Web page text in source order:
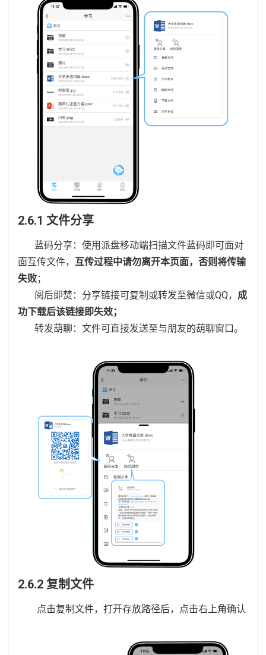
2.6.1 文件分享
蓝码分享：使用派盘移动端扫描文件蓝码即可面对
面互传文件， 互传过程中请勿离开本页面，否则将传输
失败；
阅后即焚：分享链接可复制或转发至微信或QQ， 成
功下载后该链接即失效；
转发葫聊：文件可直接发送至与朋友的葫聊窗口。
2.6.2 复制文件
点击复制文件，打开存放路径后，点击右上角确认